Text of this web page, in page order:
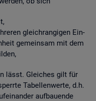
gleich­ran­gi­gen Ein­
ge­mein­sam mit dem
lässt. Glei­ches gilt für
Ta­bel­len­wer­te, d.h.
auf­bau­en­de